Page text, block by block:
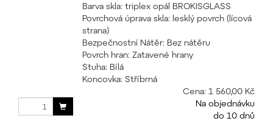
Barva skla: triplex opál BROKISGLASS
Povrchová úprava skla: lesklý povrch (lícová
strana)
Bezpečnostní Nátěr: Bez nátěru
Povrch hran: Zatavené hrany
Stuha: Bílá
Koncovka: Stříbrná
Cena: 1 560,00 Kč
Na objednávku
do 10 dnů